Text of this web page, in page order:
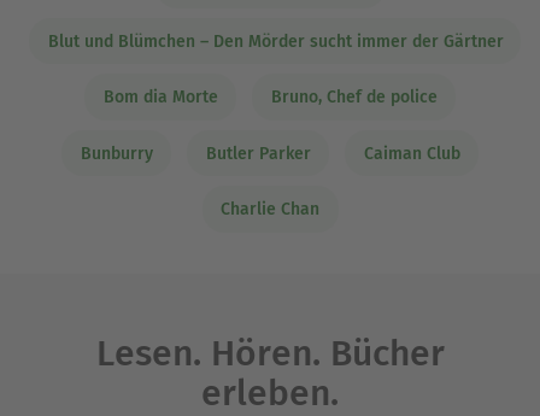
Blut und Blümchen – Den Mörder sucht immer der Gärtner
Bom dia Morte Bruno, Chef de police
Bunburry Butler Parker Caiman Club
Charlie Chan
Lesen. Hören. Bücher
erleben.